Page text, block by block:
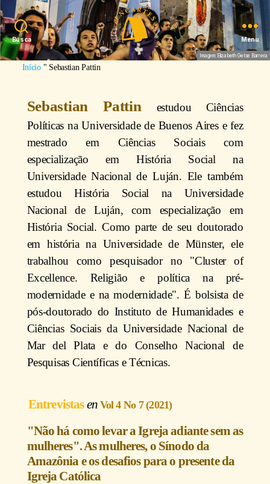
Busca Menu
Imagem: Elizabeth Getse Barrera
Início" Sebastian Pattin
Sebastian Pattin
estudou Ciências
Políticas na Universidade de Buenos Aires e fez
mestrado em Ciências Sociais com
especialização em História Social na
Universidade Nacional de Luján. Ele também
estudou História Social na Universidade
Nacional de Luján, com especialização em
História Social. Como parte de seu doutorado
em história na Universidade de Münster, ele
trabalhou como pesquisador no "Cluster of
Excellence. Religião e política na pré-
modernidade e na modernidade". É bolsista de
pós-doutorado do Instituto de Humanidades e
Ciências Sociais da Universidade Nacional de
Mar del Plata e do Conselho Nacional de
Pesquisas Científicas e Técnicas.
Entrevistas Vol 4 No 7 (2021)
"Não há como levar a Igreja adiante sem as
mulheres". As mulheres, o Sínodo da
Amazônia e os desafios para o presente da
Igreja Católica